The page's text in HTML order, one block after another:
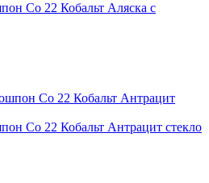
Co 22 Кобальт Аляска с
Co 22 Кобальт Антрацит стекло